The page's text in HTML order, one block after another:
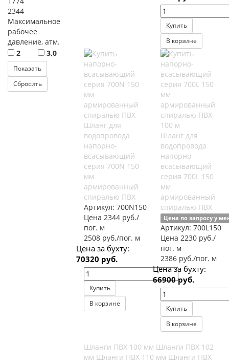
2344
Максимальное
рабочее
давление, атм.
2
3,0
Купить
В корзине
Шланг для
водопровода
напорно-
всасывающий
серия 700N 150
мм
армированный
спиралью ПВХ
Артикул:700N150
Цена 2344 руб./
пог. м
2508 руб./пог. м
Цена за бухту:
70320 руб.
Купить
В корзине
Шланг для
водопровода
напорно-
всасывающий
серия 700L 150
мм
армированный
спиралью ПВХ
Цена по запросу у
Артикул: 700L150
Цена 2230 руб./
пог. м
2386 руб./пог. м
Цена за бухту:
66900 руб.
Купить
В корзине
Шланги ПВХ 100 мм Шланги ПВХ 102
мм Шланги ПВХ 110 мм Шланги ПВХ